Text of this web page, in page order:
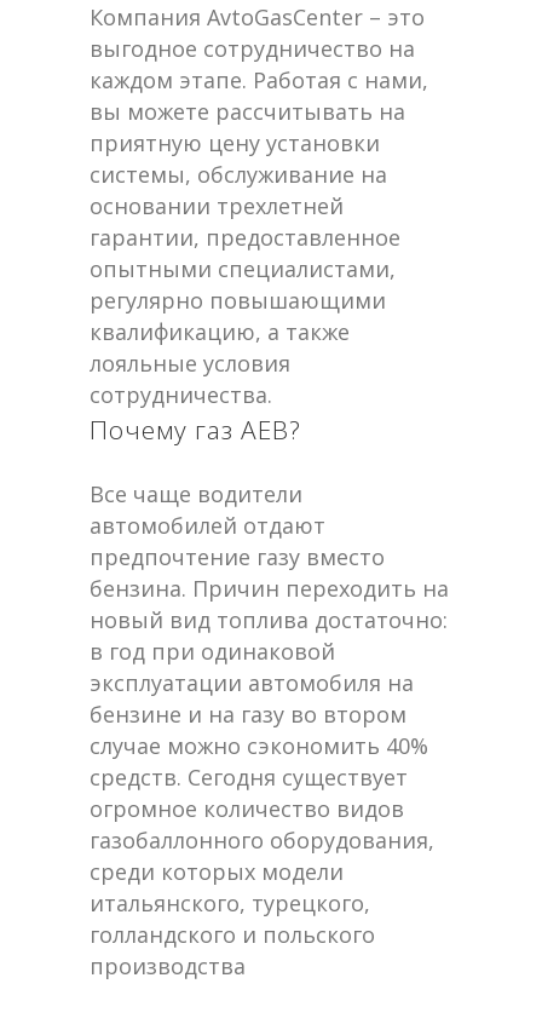
Компания AvtoGasCenter – это
выгодное сотрудничество на
каждом этапе. Работая с нами,
вы можете рассчитывать на
приятную цену установки
системы, обслуживание на
основании трехлетней
гарантии, предоставленное
опытными специалистами,
регулярно повышающими
квалификацию, а также
лояльные условия
сотрудничества.
Почему газ AEB?
Все чаще водители
автомобилей отдают
предпочтение газу вместо
бензина. Причин переходить на
новый вид топлива достаточно:
в год при одинаковой
эксплуатации автомобиля на
бензине и на газу во втором
случае можно сэкономить 40%
средств. Сегодня существует
огромное количество видов
газобаллонного оборудования,
среди которых модели
итальянского, турецкого,
голландского и польского
производства